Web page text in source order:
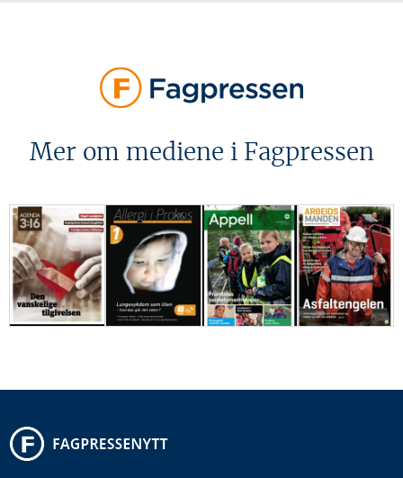
Mer om mediene i Fagpressen